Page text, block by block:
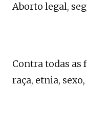
Aborto legal,
Contra todas
raça, etnia,